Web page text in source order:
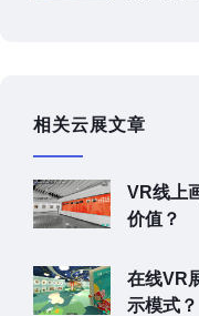
相关云展文章
VR线上
价值？
在线VR
示模式？